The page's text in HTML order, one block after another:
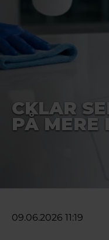
CKLAR
PÅ MERE
09.06.2026 11:19